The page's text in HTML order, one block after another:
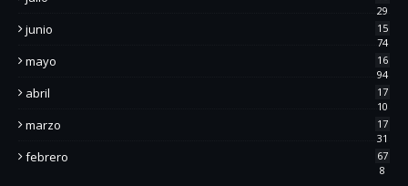
29
junio
15
74
mayo
16
94
abril
17
10
marzo
17
31
febrero
67
8